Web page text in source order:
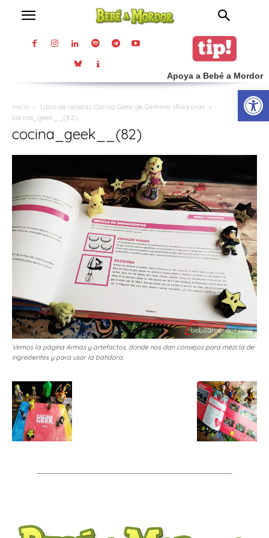
Apoya a Bebé a Mordor
Inicio
Libro de recetas Cocina Geek de Gemma «Rikkura»
cocina_geek__(82)
cocina_geek__(82)
Vemos la página Armas y artefactos, donde nos dan consejos para mezcla de
ingredientes y para usar la batidora.